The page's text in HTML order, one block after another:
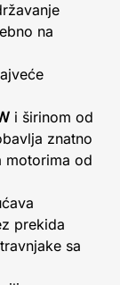
na
i širinom od
znatno
motorima od
prekida
sa